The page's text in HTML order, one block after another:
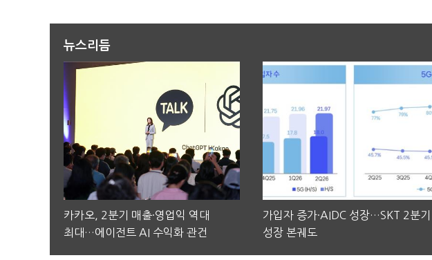
뉴스리듬
카카오, 2분기 매출·영업익 역대
최대…에이전트 AI 수익화 관건
가입자 증가·AIDC 성장…SKT 2분기
성장 본궤도